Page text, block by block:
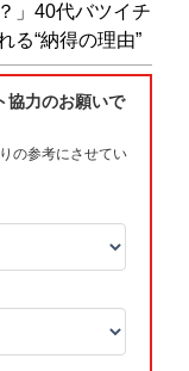
」40代バツイチ
る“納得の理由”